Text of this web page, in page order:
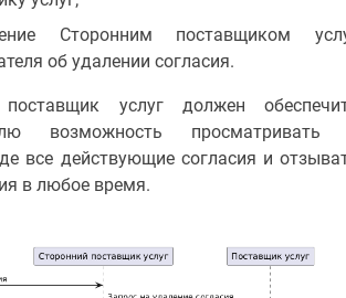
Сторонним поставщиком
об удалении согласия.
поставщик услуг должен
возможность просматривать
все действующие согласия и
в любое время.